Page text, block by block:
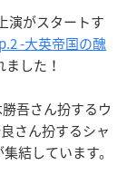
演がスタートす
-大英帝国の醜
した！
吾さん扮するウ
さん扮するシャ
結しています。